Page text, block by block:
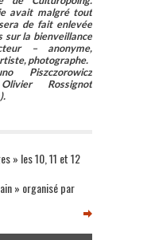
avait malgré tout
de fait enlevée
sur la bienveillance
– anonyme,
photographe.
Piszczorowicz
Rossignot
).
» les 10, 11 et 12
» organisé par